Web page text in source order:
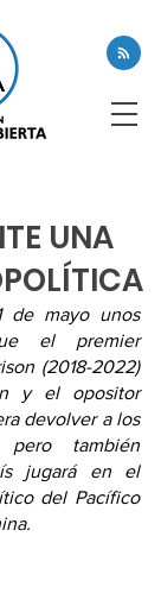
UNA
de mayo unos
el premier
(2018-2022)
y el opositor
devolver a los
también
jugará en el
del Pacífico